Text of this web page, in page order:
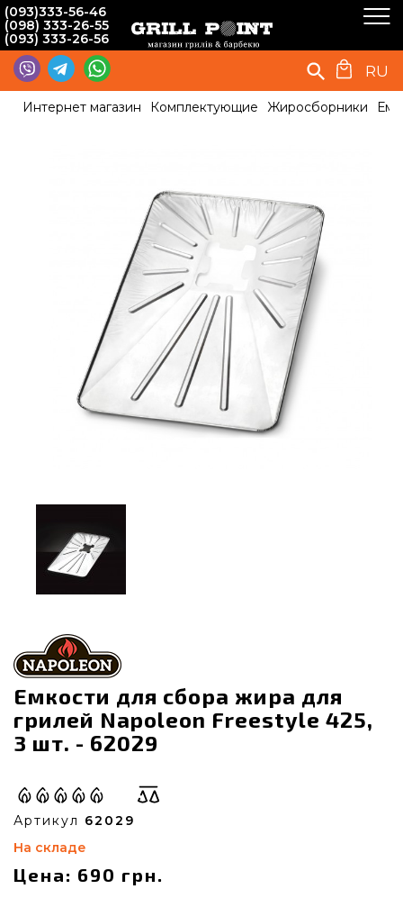
(093)333-56-46
(098) 333-26-55
(093) 333-26-56
RU
Интернет магазин Комплектующие Жиросборники
Емкости для сбора жира для
грилей Napoleon Freestyle 425,
3 шт. - 62029
Артикул 62029
На складе
Цена: 690 грн.